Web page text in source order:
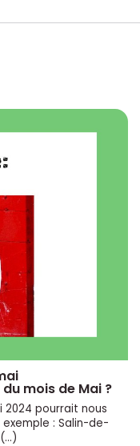
mois de Mai ?
2024 pourrait nous
: Salin-de-